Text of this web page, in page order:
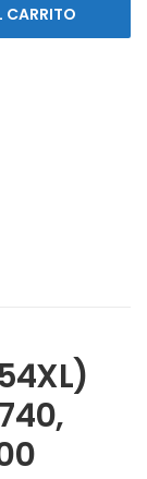
CARRITO